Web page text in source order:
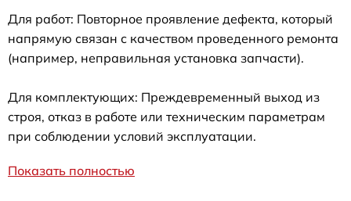
Для работ: Повторное проявление дефекта, который
напрямую связан с качеством проведенного ремонта
(например, неправильная установка запчасти).
Для комплектующих: Преждевременный выход из
строя, отказ в работе или техническим параметрам
при соблюдении условий эксплуатации.
Показать полностью